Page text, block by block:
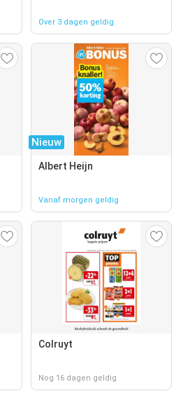
Over 3 dagen geldig
Nieuw
Albert Heijn
Vanaf morgen geldig
Colruyt
Nog 16 dagen geldig